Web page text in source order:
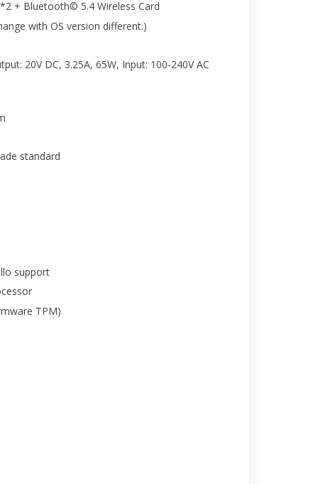
+ Bluetooth© 5.4 Wireless Card
with OS version different.)
20V DC, 3.25A, 65W, Input: 100-240V AC
standard
support
TPM)